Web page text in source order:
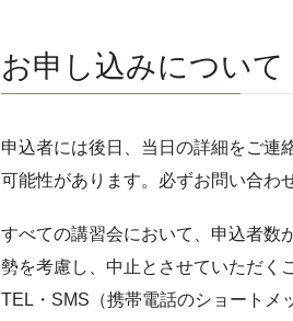
お申し込みについて
申込者には後日、当日の詳細をご連
可能性があります。必ずお問い合わ
すべての講習会において、申込者数
勢を考慮し、中止とさせていただく
TEL・SMS（携帯電話のショートメ